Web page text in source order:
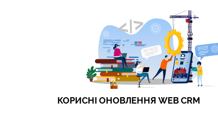
КОРИСНІ ОНОВЛЕННЯ WEB CRM